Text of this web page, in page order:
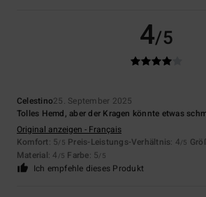
4/5
Celestino25. September 2025
Tolles Hemd, aber der Kragen könnte etwas
Original anzeigen - Français
Komfort: 5/5 Preis-Leistungs-Verhältnis: 4/5
Material: 4 /5 Farbe: 5/5
Ich empfehle dieses Produkt